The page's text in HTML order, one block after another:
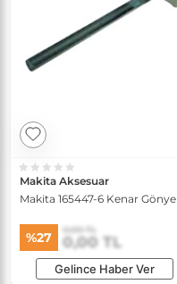
Makita Aksesuar
Makita 165447-6 Kenar Gönye
%27 0,00 TL
0,00 TL
Gelince Haber Ver